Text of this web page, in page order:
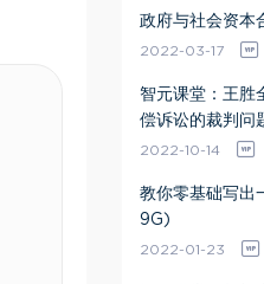
政府与社会资本
2022-03-17
智元课堂：王胜
偿诉讼的裁判
2022-10-14
教你零基础写出
9G)
2022-01-23